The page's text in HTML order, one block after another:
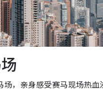
，亲身感受赛马现场热